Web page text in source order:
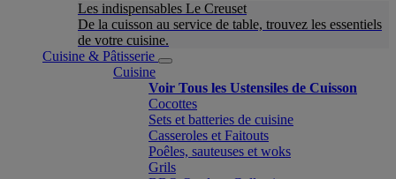
Les indispensables Le Creuset
De la cuisson au service de table, trouvez les essentiels
de votre cuisine.
Cuisine & Pâtisserie
Cuisine
Voir Tous les Ustensiles de Cuisson
Cocottes
Sets et batteries de cuisine
Casseroles et Faitouts
Poêles, sauteuses et woks
Grils